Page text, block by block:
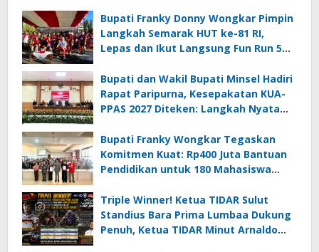
Bupati Franky Donny Wongkar Pimpin
Langkah Semarak HUT ke-81 RI,
Lepas dan Ikut Langsung Fun Run 5
Bupati dan Wakil Bupati Minsel Hadiri
Rapat Paripurna, Kesepakatan KUA-
PPAS 2027 Diteken: Langkah Nyata
Bupati Franky Wongkar Tegaskan
Komitmen Kuat: Rp400 Juta Bantuan
Pendidikan untuk 180 Mahasiswa
Triple Winner! Ketua TIDAR Sulut
Standius Bara Prima Lumbaa Dukung
Penuh, Ketua TIDAR Minut Arnaldo